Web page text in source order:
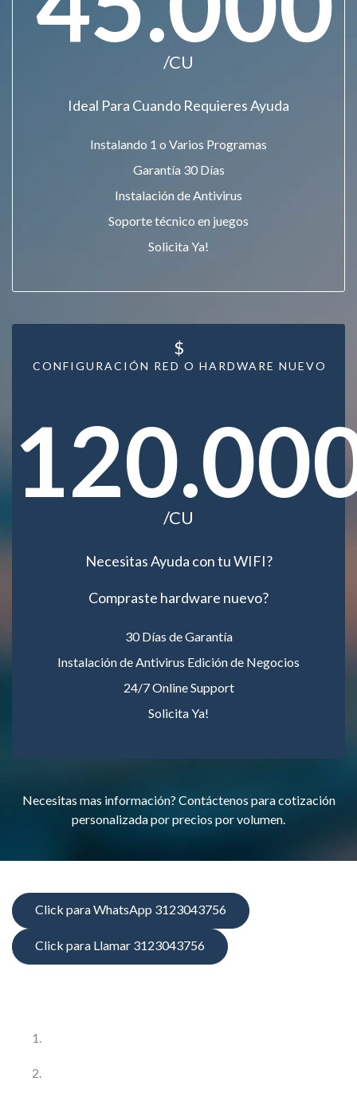
/CU
Ideal Para Cuando Requieres Ayuda
Instalando 1 o Varios Programas
Garantía 30 Días
Instalación de Antivirus
Soporte técnico en juegos
Solicita Ya!
CONFIGURACIÓN RED O HARDWARE NUEVO
$
/CU
Necesitas Ayuda con tu WIFI?
Compraste hardware nuevo?
30 Días de Garantía
Instalación de Antivirus Edición de Negocios
24/7 Online Support
Solicita Ya!
Necesitas mas información? Contáctenos para cotización
personalizada por precios por volumen.
Click para WhatsApp 3123043756
Click para Llamar 3123043756